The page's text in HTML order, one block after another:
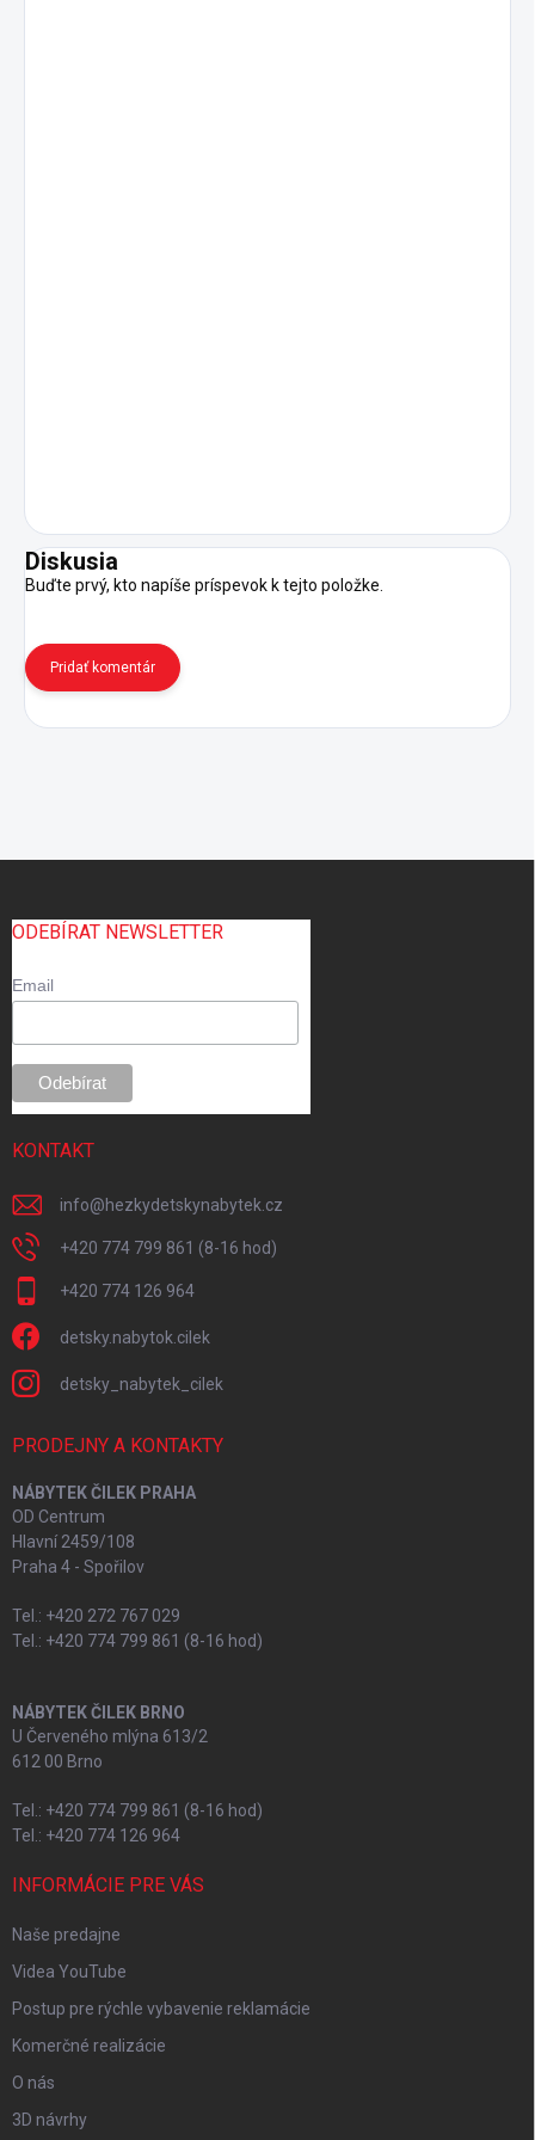
Diskusia
Buďte prvý, kto napíše príspevok k tejto položke.
Pridať komentár
ODEBÍRAT NEWSLETTER
Email
KONTAKT
info@hezkydetskynabytek.cz
+420 774 799 861 (8-16 hod)
+420 774 126 964
detsky.nabytok.cilek
detsky_nabytek_cilek
PRODEJNY A KONTAKTY
NÁBYTEK ČILEK PRAHA
OD Centrum
Hlavní 2459/108
Praha 4 - Spořilov
Tel.: +420 272 767 029
Tel.: +420 774 799 861 (8-16 hod)
NÁBYTEK ČILEK BRNO
U Červeného mlýna 613/2
612 00 Brno
Tel.: +420 774 799 861 (8-16 hod)
Tel.: +420 774 126 964
INFORMÁCIE PRE VÁS
Naše predajne
Videa YouTube
Postup pre rýchle vybavenie reklamácie
Komerčné realizácie
O nás
3D návrhy